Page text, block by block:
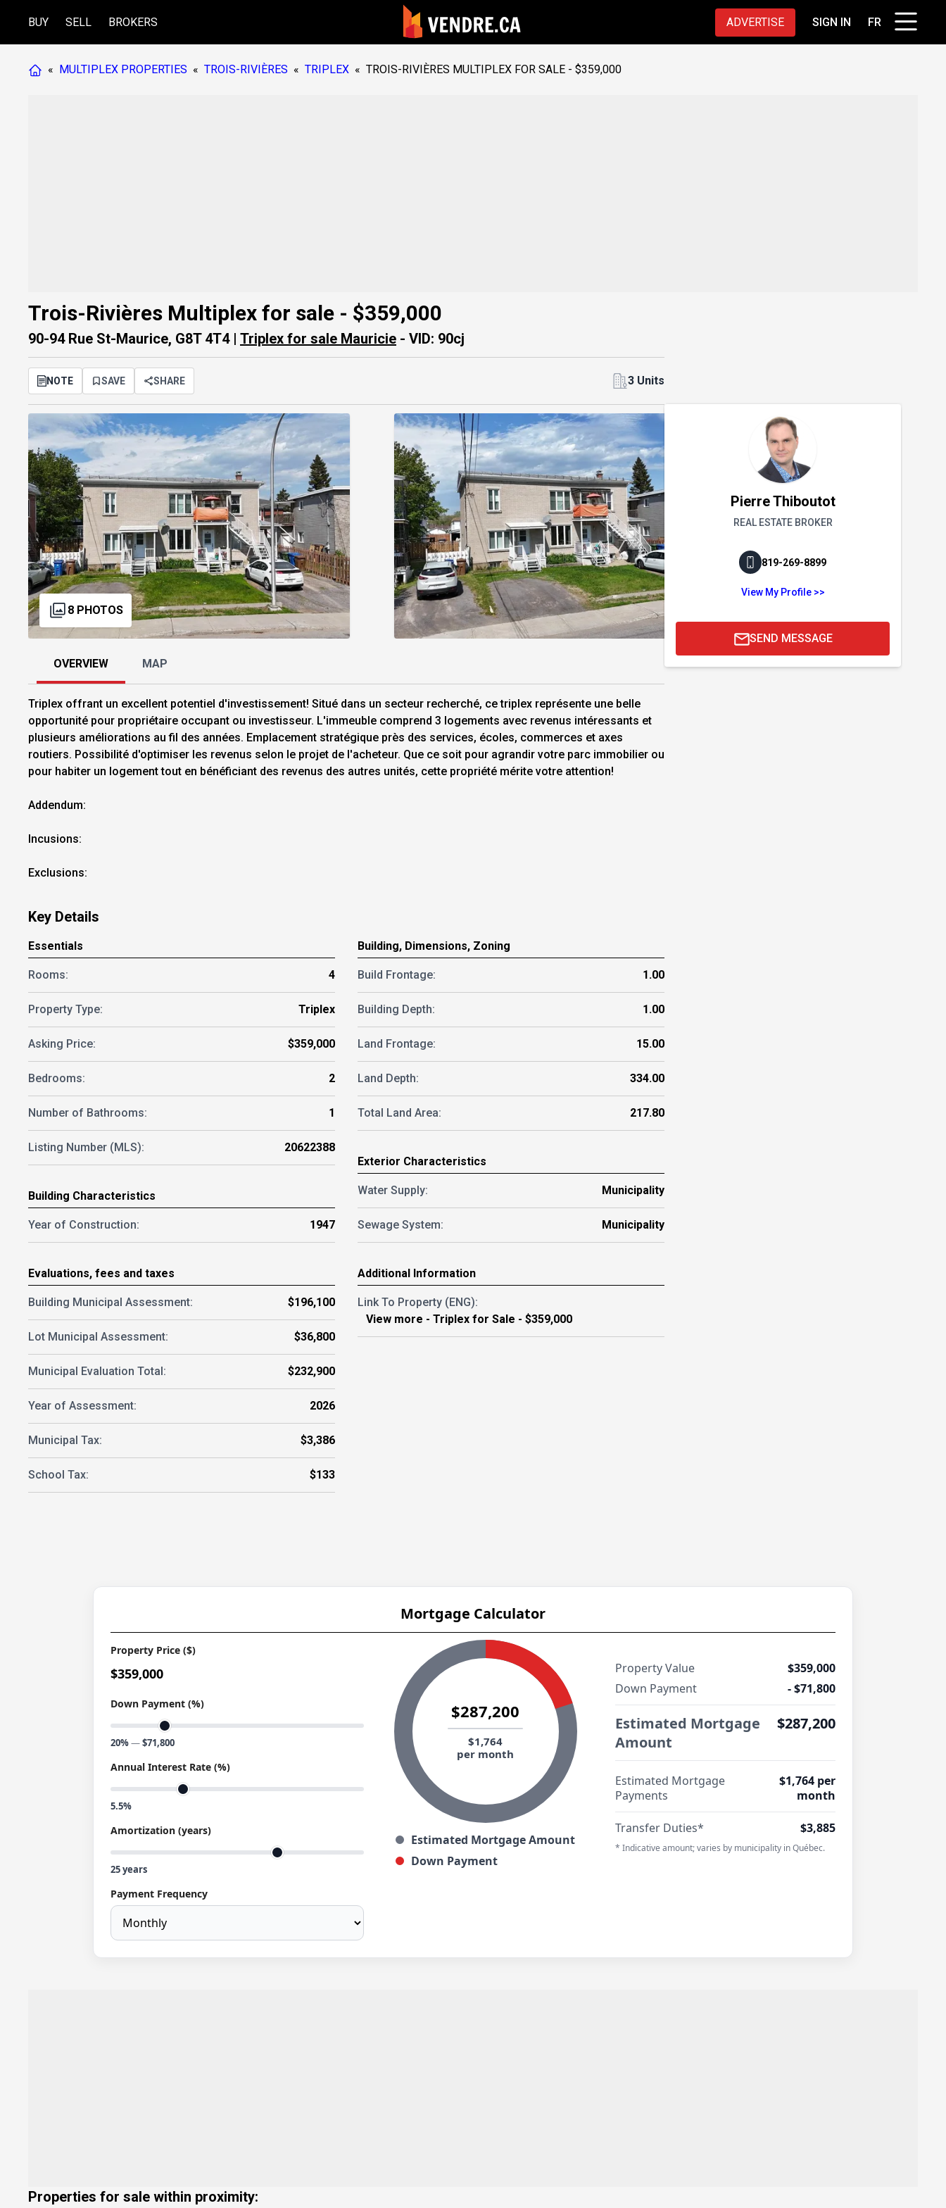
BUY SELL BROKERS ADVERTISE SIGN IN FR
« MULTIPLEX PROPERTIES « TROIS-RIVIÈRES « TRIPLEX « TROIS-RIVIÈRES MULTIPLEX FOR SALE - $359,000
Trois-Rivières Multiplex for sale - $359,000
90-94 Rue St-Maurice, G8T 4T4 | Triplex for sale Mauricie - VID: 90cj
NOTE SAVE SHARE 3 Units
8 PHOTOS
OVERVIEW MAP
Triplex offrant un excellent potentiel d'investissement! Situé dans un secteur recherché, ce triplex représente une belle
opportunité pour propriétaire occupant ou investisseur. L'immeuble comprend 3 logements avec revenus intéressants et
plusieurs améliorations au fil des années. Emplacement stratégique près des services, écoles, commerces et axes
routiers. Possibilité d'optimiser les revenus selon le projet de l'acheteur. Que ce soit pour agrandir votre parc immobilier ou
pour habiter un logement tout en bénéficiant des revenus des autres unités, cette propriété mérite votre attention!
Addendum:
Incusions:
Exclusions:
Key Details
Essentials
Rooms: 4
Property Type: Triplex
Asking Price: $359,000
Bedrooms: 2
Number of Bathrooms: 1
Listing Number (MLS): 20622388
Building Characteristics
Year of Construction: 1947
Evaluations, fees and taxes
Building Municipal Assessment: $196,100
Lot Municipal Assessment: $36,800
Municipal Evaluation Total: $232,900
Year of Assessment: 2026
Municipal Tax: $3,386
School Tax: $133
Building, Dimensions, Zoning
Build Frontage: 1.00
Building Depth: 1.00
Land Frontage: 15.00
Land Depth: 334.00
Total Land Area: 217.80
Exterior Characteristics
Water Supply: Municipality
Sewage System: Municipality
Additional Information
Link To Property (ENG):
View more - Triplex for Sale - $359,000
Pierre Thiboutot
REAL ESTATE BROKER
819-269-8899
View My Profile >>
SEND MESSAGE
Mortgage Calculator
Property Price ($)
$359,000
Down Payment (%)
20%—$71,800
Annual Interest Rate (%)
5.5%
Amortization (years)
25years
Payment Frequency
$287,200
$1,764
per month
Estimated Mortgage Amount
Down Payment
Property Value
$359,000
Down Payment
- $71,800
Estimated Mortgage
Amount
$287,200
Estimated Mortgage
Payments
$1,764 per
month
Transfer Duties* $3,885
* Indicative amount; varies by municipality in Québec.
Properties for sale within proximity: